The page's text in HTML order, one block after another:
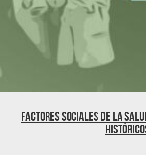
Factores Sociales de la